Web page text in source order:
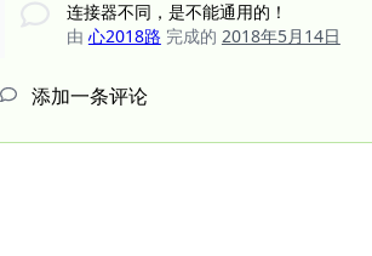
连接器不同，是不能通用的！
由 心2018路 完成的 2018年5月14日
添加一条评论